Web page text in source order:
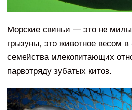
Морские свиньи — это не
грызуны, это животное весом в
семейства млекопитающих
парвотряду зубатых китов.